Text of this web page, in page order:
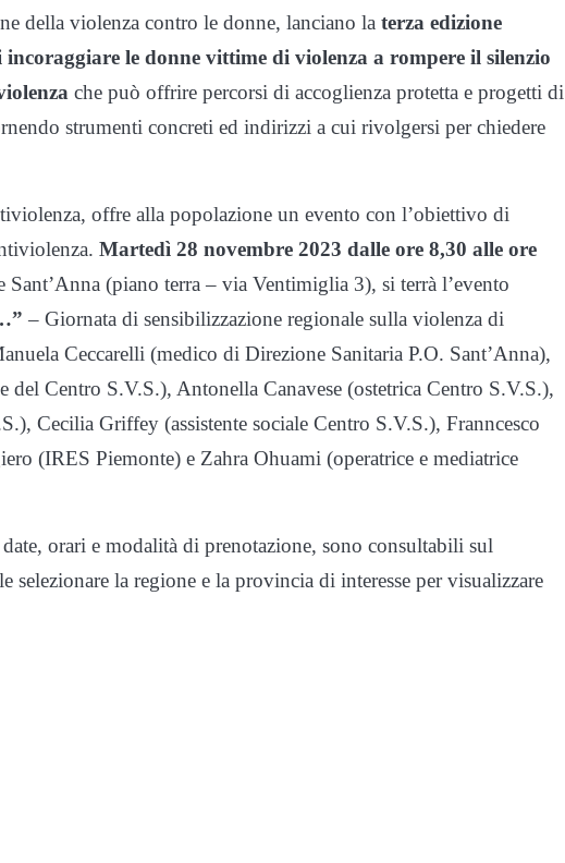
della violenza contro le donne, lanciano la terza edizione
le donne vittime di violenza a rompere il silenzio
che può offrire percorsi di accoglienza protetta e progetti di
strumenti concreti ed indirizzi a cui rivolgersi per chiedere
offre alla popolazione un evento con l’obiettivo di
Martedì 28 novembre 2023 dalle ore 8,30 alle ore
Sant’Anna (piano terra – via Ventimiglia 3), si terrà l’evento
– Giornata di sensibilizzazione regionale sulla violenza di
Ceccarelli (medico di Direzione Sanitaria P.O. Sant’Anna),
del Centro S.V.S.), Antonella Canavese (ostetrica Centro S.V.S.),
Cecilia Griffey (assistente sociale Centro S.V.S.), Franncesco
(IRES Piemonte) e Zahra Ohuami (operatrice e mediatrice
orari e modalità di prenotazione, sono consultabili sul
selezionare la regione e la provincia di interesse per visualizzare